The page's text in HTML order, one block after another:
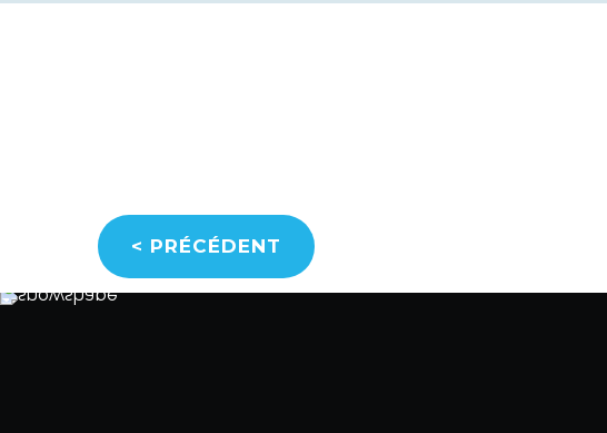
< PRÉCÉDENT